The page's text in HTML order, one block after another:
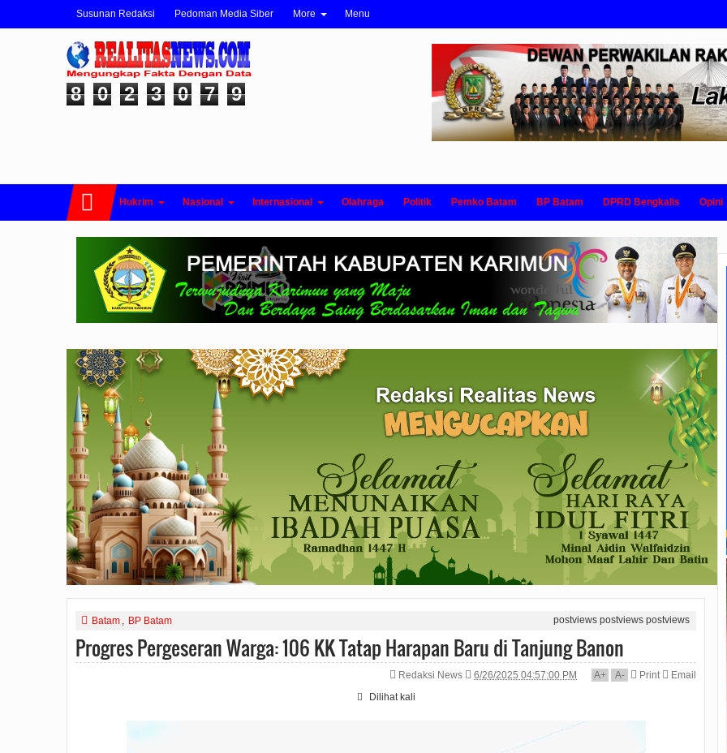
Susunan Redaksi Pedoman Media Siber More Menu
8 0 2 3 0 7 9
Hukrim Nasional Internasional Olahraga Politik Pemko Batam BP Batam DPRD Bengkalis Opini
Batam , BP Batam postviewspostviewspostviews
Progres Pergeseran Warga: 106 KK Tatap Harapan Baru di Tanjung Banon
Redaksi News 6/26/2025 04:57:00 PM A+ A- Print
Email
Dilihat kali